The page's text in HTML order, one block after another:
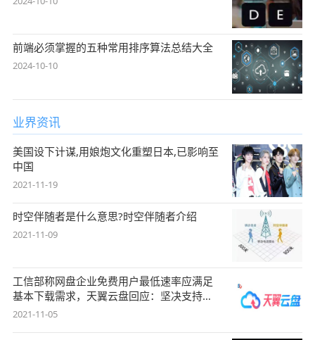
前端必须掌握的五种常用排序算法总结大全
2024-10-10
业界资讯
美国设下计谋,用娘炮文化重塑日本,已影响至
中国
2021-11-19
时空伴随者是什么意思?时空伴随者介绍
2021-11-09
工信部称网盘企业免费用户最低速率应满足
基本下载需求，天翼云盘回应：坚决支持，
始终
2021-11-05